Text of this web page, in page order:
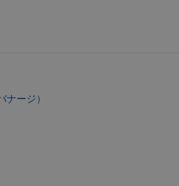
ナージ）